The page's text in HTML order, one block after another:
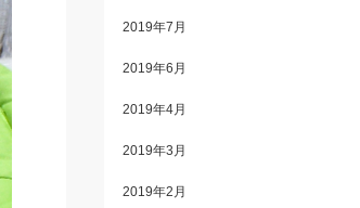
2019年7月
2019年6月
2019年4月
2019年3月
2019年2月